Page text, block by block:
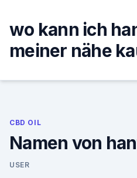
content
wo kann ich
meiner nähe
CBD OIL
Namen von
USER